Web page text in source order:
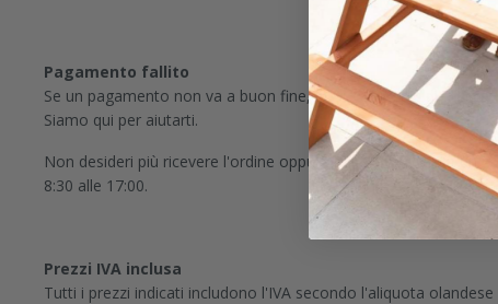
Pagamento fallito
Se un pagamento non va a buon fine, può esserci più di una
Siamo qui per aiutarti.
Non desideri più ricevere l'ordine oppure hai già effettuato un
8:30 alle 17:00.
Prezzi IVA inclusa
Tutti i prezzi indicati includono l'IVA secondo l'aliquota